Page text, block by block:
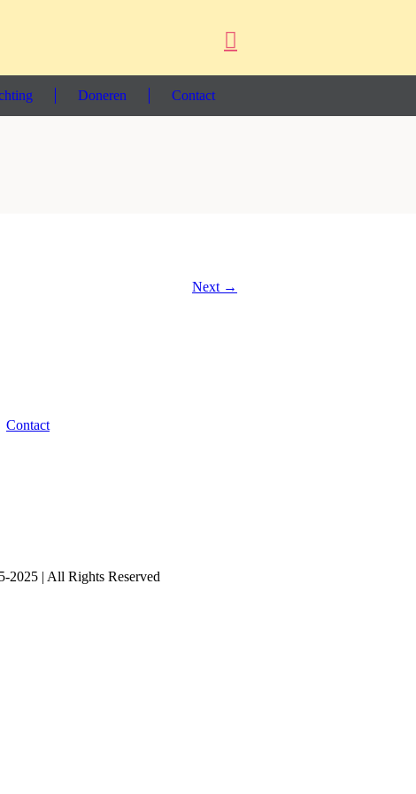
Doneren Contact
Next →
Contact
2025 | All Rights Reserved